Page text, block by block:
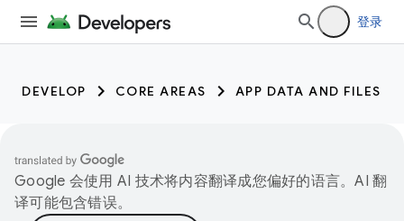
登录
DEVELOP CORE AREAS APP DATA AND FILES
Google 会使用 AI 技术将内容翻译成您偏好的语言。AI 翻
译可能包含错误。